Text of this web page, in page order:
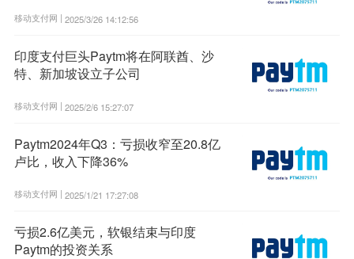
移动支付网 | 2025/3/26 14:12:56
印度支付巨头Paytm将在阿联酋、沙
特、新加坡设立子公司
移动支付网 | 2025/2/6 15:27:07
Paytm2024年Q3：亏损收窄至20.8亿
卢比，收入下降36%
移动支付网 | 2025/1/21 17:27:08
亏损2.6亿美元，软银结束与印度
Paytm的投资关系